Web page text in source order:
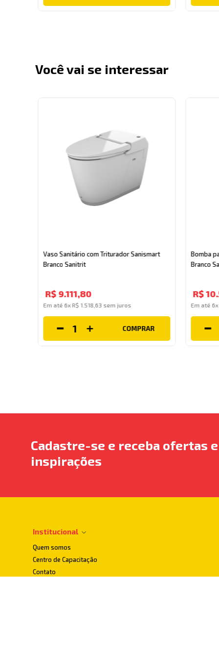
Você vai se interessar
Vaso Sanitário com Triturador Sanismart
Branco Sanitrit
R$ 9.111,80
Em até 6x R$ 1 518 63 sem juros
COMPRAR
Bomba
Branco
R$ 10.
Em até 6x
Cadastre-se e receba ofertas e
inspirações
Institucional
Quem somos
Centro de Capacitação
Contato